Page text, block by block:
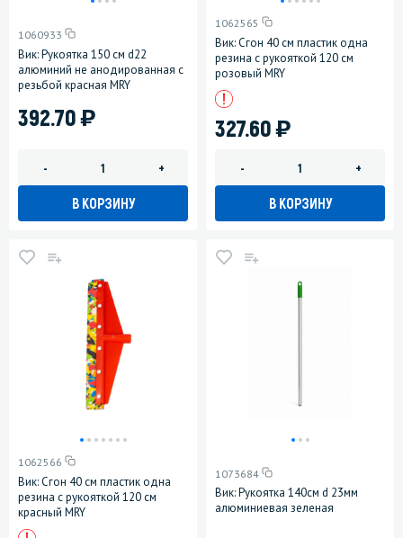
1060933
Вик: Рукоятка 150 см d22
алюминий не анодированная с
резьбой красная MRY
392.70)
- +
В КОРЗИНУ
1062565
Вик: Сгон 40 см пластик одна
резина с рукояткой 120 см
розовый MRY
327.60)
- +
В КОРЗИНУ
1062566
Вик: Сгон 40 см пластик одна
резина с рукояткой 120 см
красный MRY
1073684
Вик: Рукоятка 140см d 23мм
алюминиевая зеленая